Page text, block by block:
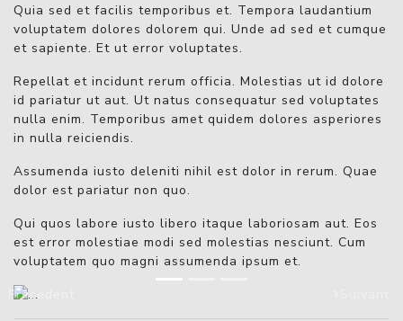
Quia sed et facilis temporibus et. Tempora laudantium
voluptatem dolores dolorem qui. Unde ad sed et cumque
et sapiente. Et ut error voluptates.
Repellat et incidunt rerum officia. Molestias ut id dolore
id pariatur ut aut. Ut natus consequatur sed voluptates
nulla enim. Temporibus amet quidem dolores asperiores
in nulla reiciendis.
Assumenda iusto deleniti nihil est dolor in rerum. Quae
dolor est pariatur non quo.
Qui quos labore iusto libero itaque laboriosam aut. Eos
est error molestiae modi sed molestias nesciunt. Cum
voluptatem quo magni assumenda ipsum et.
Précédent